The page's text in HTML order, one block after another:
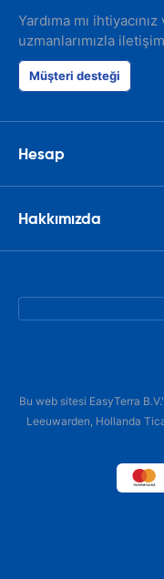
Yardıma mı
uzmanlarımızla
Müşteri desteği
Hesap
Hakkımızda
Bu web sitesi EasyTerra
Leeuwarden, Hollanda